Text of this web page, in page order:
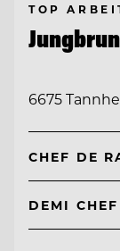
TOP
6675
CHEF DE
DEMI